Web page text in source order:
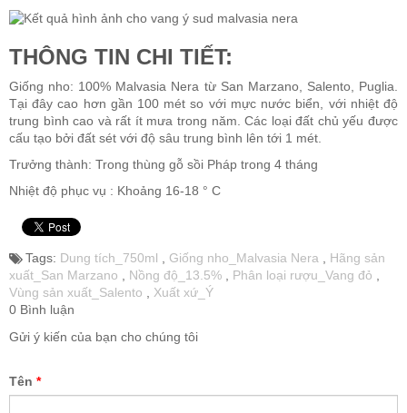
THÔNG TIN CHI TIẾT:
Giống nho: 100% Malvasia Nera từ San Marzano, Salento, Puglia.
Tại đây cao hơn gần 100 mét so với mực nước biển, với nhiệt độ
trung bình cao và rất ít mưa trong năm. Các loại đất chủ yếu được
cấu tạo bởi đất sét với độ sâu trung bình lên tới 1 mét.
Trưởng thành: Trong thùng gỗ sồi Pháp trong 4 tháng
Nhiệt độ phục vụ : Khoảng 16-18 ° C
Tags: Dung tích_750ml , Giống nho_Malvasia Nera , Hãng sản
xuất_San Marzano , Nồng độ_13.5% , Phân loại rượu_Vang đỏ ,
Vùng sản xuất_Salento , Xuất xứ_Ý
0 Bình luận
Gửi ý kiến của bạn cho chúng tôi
Tên *